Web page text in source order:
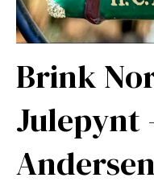
Brink
Julepynt